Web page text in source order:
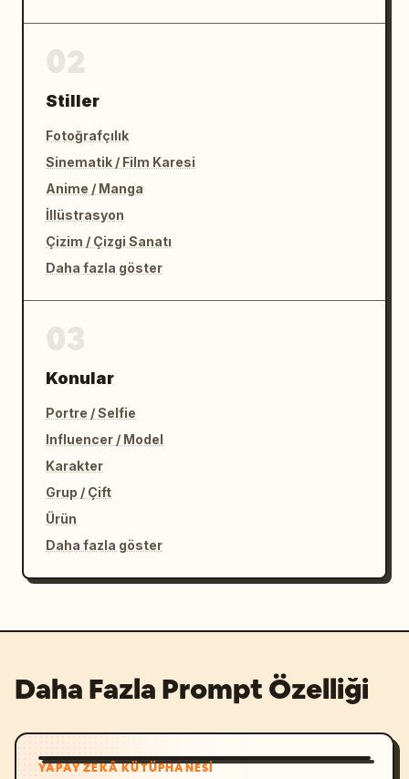
Stiller
Fotoğrafçılık
Sinematik / Film Karesi
Anime / Manga
İllüstrasyon
Çizim / Çizgi Sanatı
Daha fazla göster
Konular
Portre / Selfie
Influencer / Model
Karakter
Grup / Çift
Ürün
Daha fazla göster
Daha Fazla Prompt Özelliği
YAPAY ZEKÂ KÜTÜPHANESI